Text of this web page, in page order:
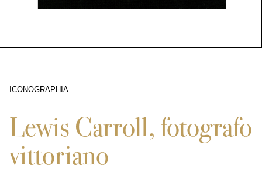
ICONOGRAPHIA
Lewis Carroll, fotografo
vittoriano